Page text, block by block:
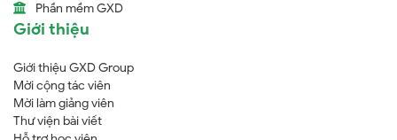
Phần mềm GXD
Giới thiệu
Giới thiệu GXD Group
Mời cộng tác viên
Mời làm giảng viên
Thư viện bài viết